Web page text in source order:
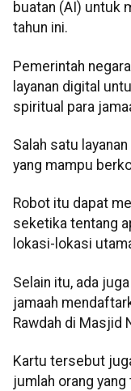
buatan (AI) untuk
tahun ini.
Pemerintah
layanan digital
spiritual para
Salah satu
yang mampu
Robot itu dapat
seketika tentang
lokasi-lokasi
Selain itu, ada
jamaah
Rawdah di Masjid
Kartu tersebut
jumlah orang